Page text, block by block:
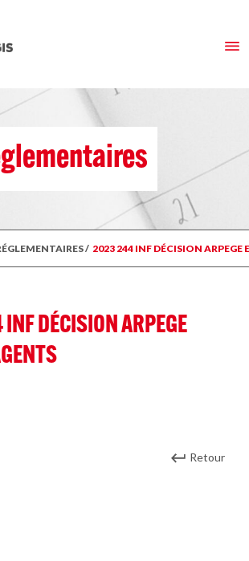
/ 2023 244 INF DÉCISION ARPEGE
DÉCISION ARPEGE
Retour